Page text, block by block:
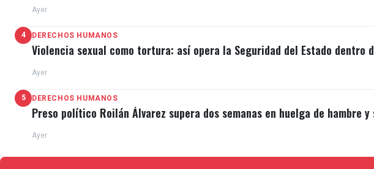
Ayer
4 DERECHOS HUMANOS
Violencia sexual como tortura: así opera la Seguridad del Estado dentro
Ayer
5 DERECHOS HUMANOS
Preso político Roilán Álvarez supera dos semanas en huelga de hambre
Ayer